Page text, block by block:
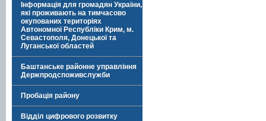
Інформація для громадян України,
які проживають на тимчасово
окупованих територіях
Автономної Республіки Крим, м.
Севастополя, Донецької та
Луганської областей
Баштанське районне управління
Держпродспоживслужби
Пробація району
Відділ цифрового розвитку